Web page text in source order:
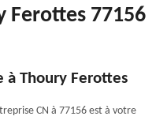
Ferottes 77156
à Thoury Ferottes
CN à 77156 est à votre